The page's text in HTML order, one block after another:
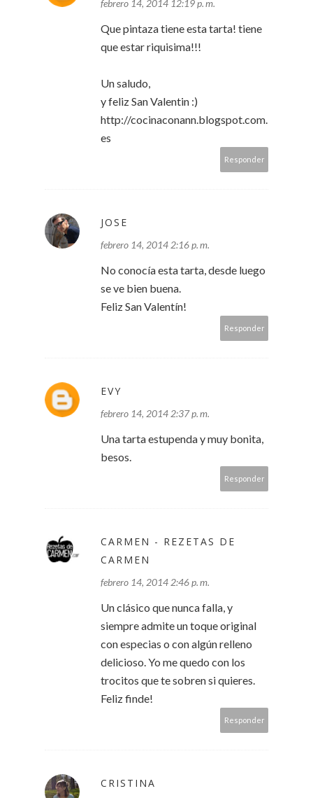
febrero 14, 2014 12:19 p. m.
Que pintaza tiene esta tarta! tiene
que estar riquisima!!!
Un saludo,
y feliz San Valentin :)
http://cocinaconann.blogspot.com.
es
Responder
JOSE
febrero 14, 2014 2:16 p. m.
No conocía esta tarta, desde luego
se ve bien buena.
Feliz San Valentín!
Responder
EVY
febrero 14, 2014 2:37 p. m.
Una tarta estupenda y muy bonita,
besos.
Responder
CARMEN - REZETAS DE
CARMEN
febrero 14, 2014 2:46 p. m.
Un clásico que nunca falla, y
siempre admite un toque original
con especias o con algún relleno
delicioso. Yo me quedo con los
trocitos que te sobren si quieres.
Feliz finde!
Responder
CRISTINA